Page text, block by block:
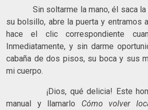
Sin soltarme la mano, él saca la
su bolsillo, abre la puerta y entramos
hace el clic correspondiente
Inmediatamente, y sin darme
cabaña de dos pisos, su boca y sus
mi cuerpo.
¡Dios, qué delicia! Este
manual y llamarlo Cómo volver